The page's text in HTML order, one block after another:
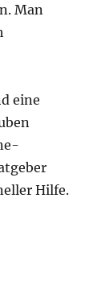
Man
eine
Hilfe.